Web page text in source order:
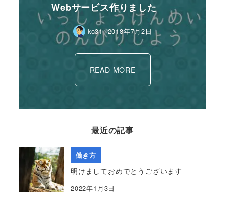
Webサービス作りました
ko31 2018年7月2日
READ MORE
最近の記事
働き方
明けましておめでとうございます
2022年1月3日